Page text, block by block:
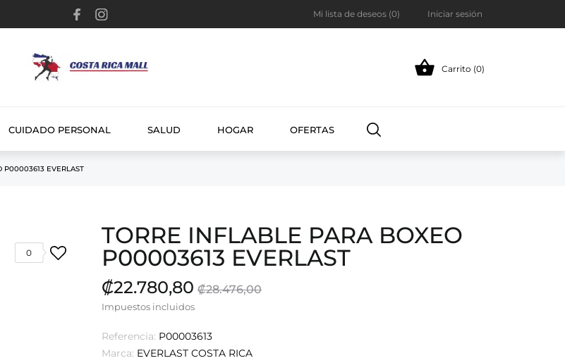
Mi lista de deseos (0) Iniciar sesión
 Carrito (0)
CUIDADO PERSONAL SALUD HOGAR OFERTAS
P00003613 EVERLAST
0
TORRE INFLABLE PARA BOXEO
P00003613 EVERLAST
₡22.780,80 ₡28.476,00
Impuestos incluidos
Referencia: P00003613
Marca: EVERLAST COSTA RICA